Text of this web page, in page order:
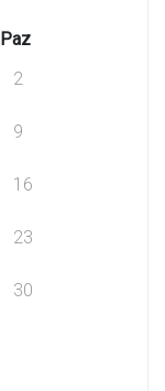
Paz
2
9
16
23
30